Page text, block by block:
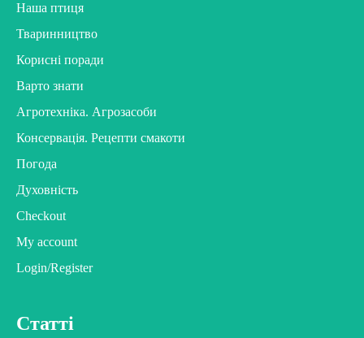
Наша птиця
Тваринництво
Корисні поради
Варто знати
Агротехніка. Агрозасоби
Консервація. Рецепти смакоти
Погода
Духовність
Checkout
My account
Login/Register
Статті